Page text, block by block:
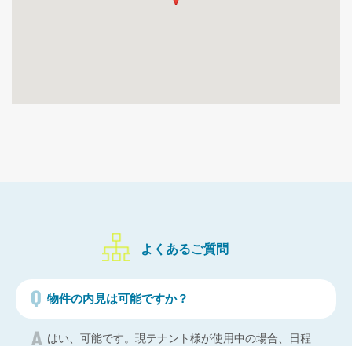
よくあるご質問
物件の内見は可能ですか？
はい、可能です。現テナント様が使用中の場合、日程